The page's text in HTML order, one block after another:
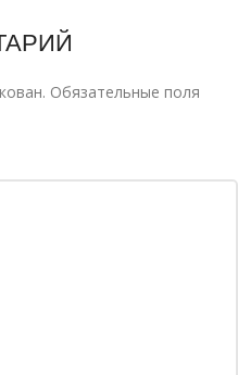
Обязательные поля